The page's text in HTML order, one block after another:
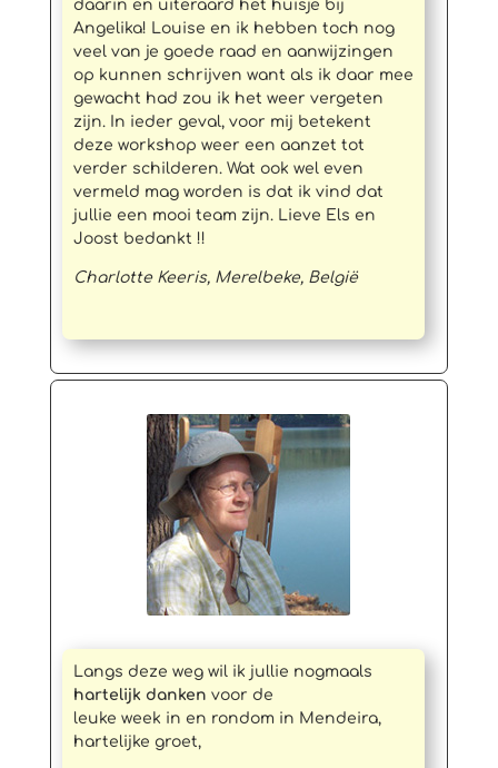
daarin en uiteraard het huisje bij
Angelika! Louise en ik hebben toch nog
veel van je goede raad en aanwijzingen
op kunnen schrijven want als ik daar mee
gewacht had zou ik het weer vergeten
zijn. In ieder geval, voor mij betekent
deze workshop weer een aanzet tot
verder schilderen. Wat ook wel even
vermeld mag worden is dat ik vind dat
jullie een mooi team zijn. Lieve Els en
Joost bedankt !!
Charlotte Keeris, Merelbeke, België
Langs deze weg wil ik jullie nogmaals
hartelijk danken voor de
leuke week in en rondom in Mendeira,
hartelijke groet,